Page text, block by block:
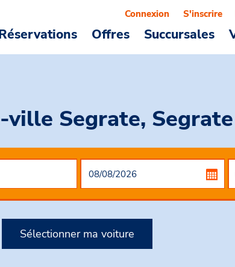
Offres Succursales
Connexion S'inscrire
ville Segrate,
Sélectionner ma voiture